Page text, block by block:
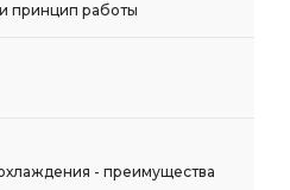
принцип работы
- преимущества